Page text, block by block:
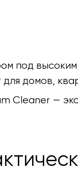
под
домов,
Cleaner —